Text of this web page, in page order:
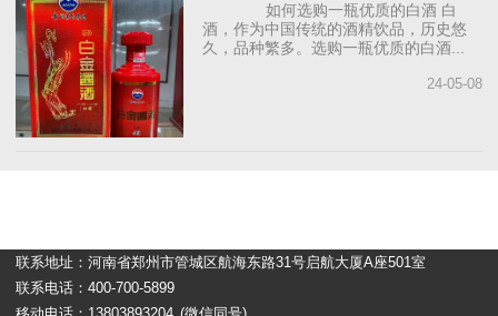
如何选购一瓶优质的白酒 白
酒，作为中国传统的酒精饮品，历史悠
久，品种繁多。选购一瓶优质的白酒...
24-05-08
联系地址：河南省郑州市管城区航海东路31号启航大厦A座501室
联系电话：400-700-5899